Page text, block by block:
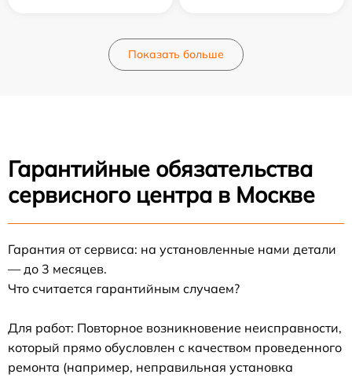
Показать больше
Гарантийные обязательства
сервисного центра в Москве
Гарантия от сервиса: на установленные нами детали
— до 3 месяцев.
Что считается гарантийным случаем?
Для работ: Повторное возникновение неисправности,
который прямо обусловлен с качеством проведенного
ремонта (например, неправильная установка